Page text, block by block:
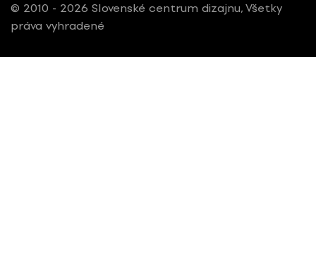
© 2010 - 2026 Slovenské centrum dizajnu, Všetky
práva vyhradené